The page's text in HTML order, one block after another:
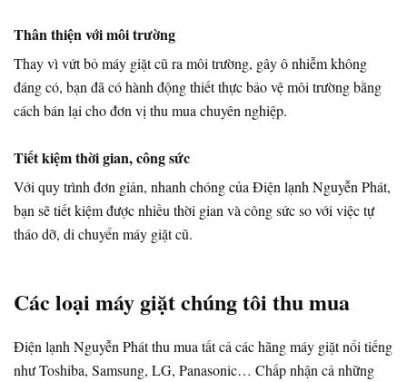
Thân thiện với môi trường
Thay vì vứt bỏ máy giặt cũ ra môi trường, gây ô nhiễm không
đáng có, bạn đã có hành động thiết thực bảo vệ môi trường bằng
cách bán lại cho đơn vị thu mua chuyên nghiệp.
Tiết kiệm thời gian, công sức
Với quy trình đơn giản, nhanh chóng của Điện lạnh Nguyễn Phát,
bạn sẽ tiết kiệm được nhiều thời gian và công sức so với việc tự
tháo dỡ, di chuyển máy giặt cũ.
Các loại máy giặt chúng tôi thu mua
Điện lạnh Nguyễn Phát thu mua tất cả các hãng máy giặt nổi tiếng
như Toshiba, Samsung, LG, Panasonic… Chấp nhận cả những